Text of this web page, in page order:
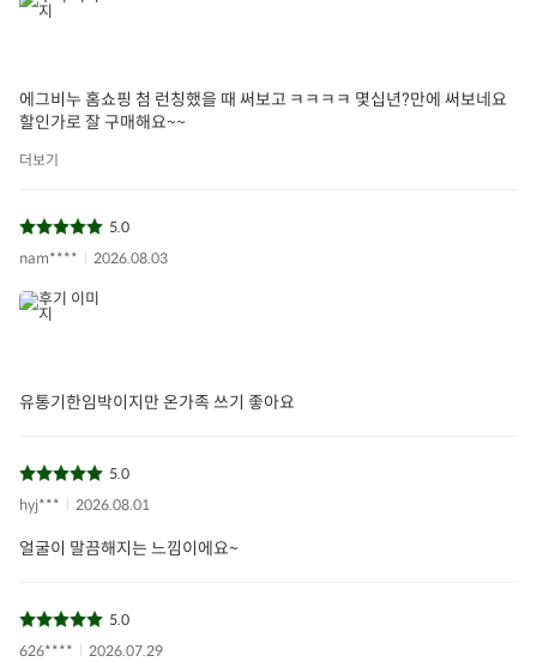
에그비누 홈쇼핑 첨 런칭했을 때 써보고 ㅋㅋㅋㅋ 몇십년?만에 써보네요
할인가로 잘 구매해요~~
더보기
5.0
nam****
2026.08.03
유통기한임박이지만 온가족 쓰기 좋아요
5.0
hyj***
2026.08.01
얼굴이 말끔해지는 느낌이에요~
5.0
626****
2026.07.29